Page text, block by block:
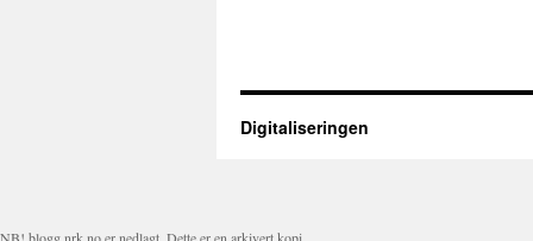
Digitaliseringen